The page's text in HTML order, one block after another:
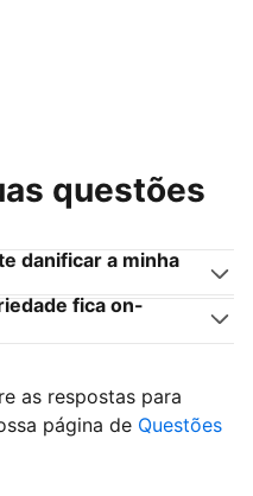
como você
questões
danificar a minha
fica on-
as respostas para
página de Questões